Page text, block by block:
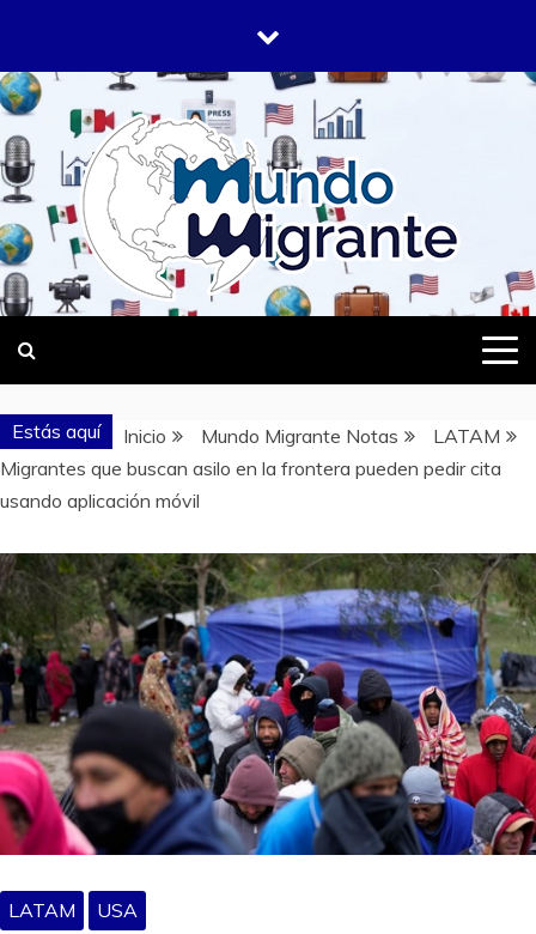
contenido
MUNDO
MIGRANTE
DONDE TODOS SOMOS MIGRANTES
Estás aquí Inicio Mundo Migrante Notas
LATAM
Migrantes que buscan asilo en la frontera pueden pedir cita
usando aplicación móvil
LATAM USA